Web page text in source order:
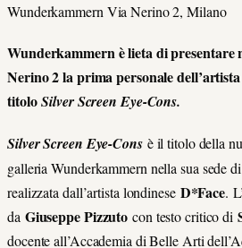
Wunderkammern Via Nerino 2, Milano
Wunderkammern è lieta di presentare
Nerino 2 la prima personale
titoloSilver Screen Eye-Cons.
Silver Screen Eye-Cons è il titolo della
galleria Wunderkammern nella sua sede
realizzata dall’artista londinese D*Face.
da Giuseppe Pizzuto con testo critico di
docente all’Accademia di Belle Arti